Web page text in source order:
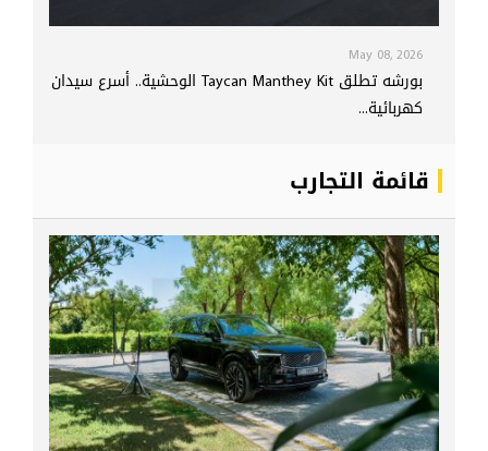
May 08, 2026
بورشه تطلق Taycan Manthey Kit الوحشية.. أسرع سيدان
كهربائية...
قائمة التجارب